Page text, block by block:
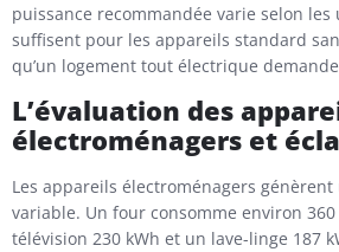
puissance recommandée varie selon les
suffisent pour les appareils standard
qu’un logement tout électrique
L’évaluation des
électroménagers et
Les appareils électroménagers
variable. Un four consomme environ
télévision 230 kWh et un lave-linge 187